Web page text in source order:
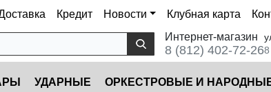
Кредит Новости Клубная карта
Интернет-магазин
8 (812) 402-72-26
УДАРНЫЕ ОРКЕСТРОВЫЕ И